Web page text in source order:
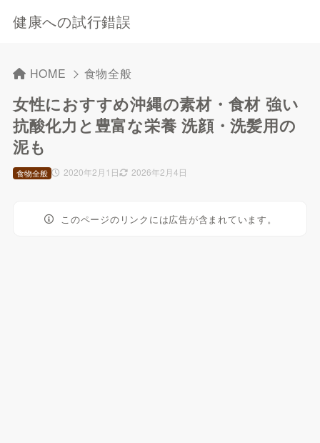
健康への試行錯誤
HOME 食物全般
女性におすすめ沖縄の素材・食材 強い
抗酸化力と豊富な栄養 洗顔・洗髪用の
泥も
2020年2月1日 2026年2月4日
食物全般
このページのリンクには広告が含まれています。